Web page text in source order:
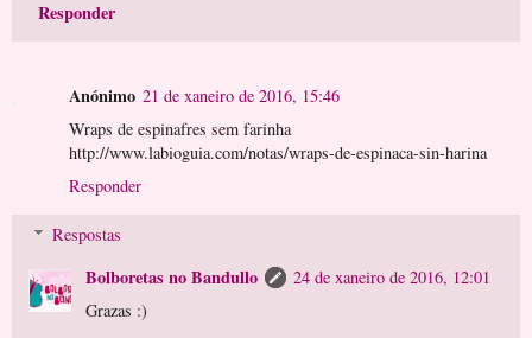
Responder
Anónimo 21 de xaneiro de 2016, 15:46
Wraps de espinafres sem farinha
http://www.labioguia.com/notas/wraps-de-espinaca-sin-harina
Responder
Respostas
Bolboretas no Bandullo
24 de xaneiro de 2016, 12:01
Grazas :)